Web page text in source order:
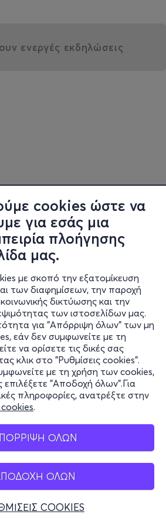
cookies ώστε να
για εσάς μια
πλοήγησης
μας.
με σκοπό την εξατομίκευση
των διαφημίσεων, την παροχή
δικτύωσης και την
των ιστοσελίδων μας.
για "Απόρριψη όλων" των μη
εάν δεν συμφωνείτε με τη
να ορίσετε τις δικές σας
κλικ στο "Ρυθμίσεις cookies".
με τη χρήση των cookies,
"Αποδοχή όλων".Για
πληροφορίες, ανατρέξτε στην
cookies.
ΟΛΩΝ
ΟΛΩΝ
COOKIES
ενεργές εκδηλώσεις